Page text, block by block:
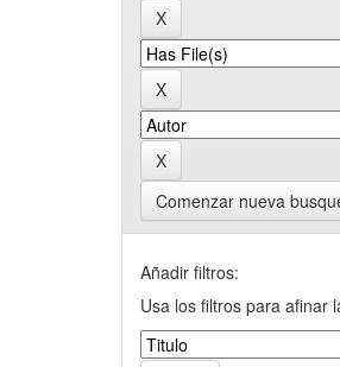
Comenzar nueva
Añadir filtros:
Usa los filtros para afinar